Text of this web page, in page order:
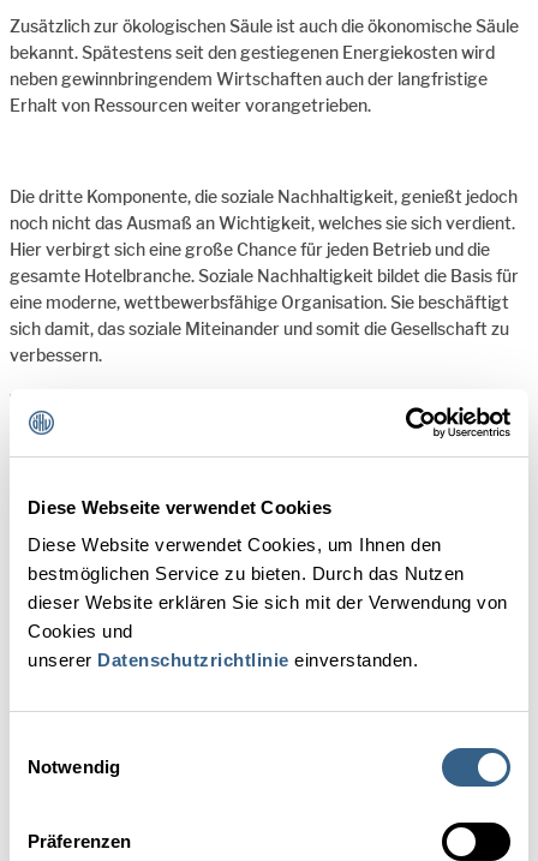
Diese Webseite verwendet Cookies
Diese Website verwendet Cookies, um Ihnen den
bestmöglichen Service zu bieten. Durch das Nutzen
dieser Website erklären Sie sich mit der Verwendung von
Cookies und
unserer Datenschutzrichtlinie einverstanden.
Notwendig
Präferenzen
Zusätzlich zur ökologischen Säule ist auch die ökonomische Säule
bekannt. Spätestens seit den gestiegenen Energiekosten wird
neben gewinnbringendem Wirtschaften auch der langfristige
Erhalt von Ressourcen weiter vorangetrieben.
Die dritte Komponente, die soziale Nachhaltigkeit, genießt jedoch
noch nicht das Ausmaß an Wichtigkeit, welches sie sich verdient.
Hier verbirgt sich eine große Chance für jeden Betrieb und die
gesamte Hotelbranche. Soziale Nachhaltigkeit bildet die Basis für
eine moderne, wettbewerbsfähige Organisation. Sie beschäftigt
sich damit, das soziale Miteinander und somit die Gesellschaft zu
verbessern.
Das bedeutet unter anderem:
Chancengleichheit und Vielfalt
faire Bezahlung und Arbeitsbedingungen
leistbare Kinderbetreuung
Aus-, Fort-, und Weiterbildungsmöglichkeiten
betriebliches Gesundheitsmanagement
Es geht also um den Umgang mit allen Interessensgruppen eines